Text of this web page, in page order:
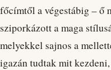
főcímtől a végestábig – ő
sziporkázott a maga
melyekkel sajnos a
igazán tudtak mit